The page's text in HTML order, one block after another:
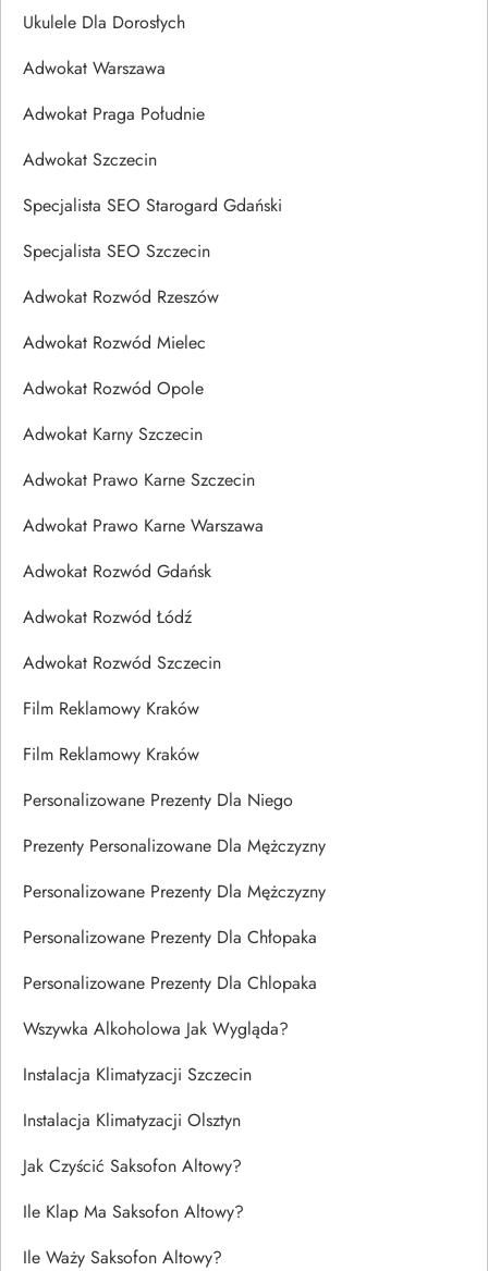
Ukulele Dla Dorosłych
Adwokat Warszawa
Adwokat Praga Południe
Adwokat Szczecin
Specjalista SEO Starogard Gdański
Specjalista SEO Szczecin
Adwokat Rozwód Rzeszów
Adwokat Rozwód Mielec
Adwokat Rozwód Opole
Adwokat Karny Szczecin
Adwokat Prawo Karne Szczecin
Adwokat Prawo Karne Warszawa
Adwokat Rozwód Gdańsk
Adwokat Rozwód Łódź
Adwokat Rozwód Szczecin
Film Reklamowy Kraków
Film Reklamowy Kraków
Personalizowane Prezenty Dla Niego
Prezenty Personalizowane Dla Mężczyzny
Personalizowane Prezenty Dla Mężczyzny
Personalizowane Prezenty Dla Chłopaka
Personalizowane Prezenty Dla Chlopaka
Wszywka Alkoholowa Jak Wygląda?
Instalacja Klimatyzacji Szczecin
Instalacja Klimatyzacji Olsztyn
Jak Czyścić Saksofon Altowy?
Ile Klap Ma Saksofon Altowy?
Ile Waży Saksofon Altowy?